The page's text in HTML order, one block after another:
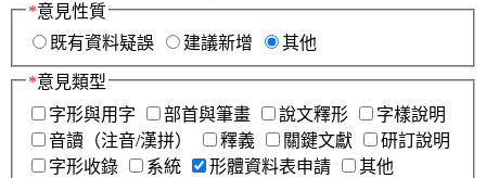
*意見性質
既有資料疑誤
建議新增 其他
*意見類型
字形與用字
部首與筆畫 說文釋形
字樣說明
音讀（注音/漢拼）
釋義 關鍵文獻
研訂說明
字形收錄
系統 形體資料表申請 其他